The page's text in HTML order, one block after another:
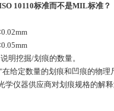
10110标准而不是MIL标准？
明挖掘/划痕的数量。
"在给定数量的划痕和凹痕的物理
学仪器供应商对划痕规格的解